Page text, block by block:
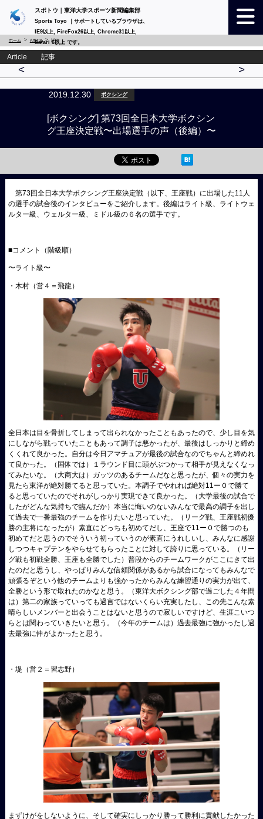
スポトウ｜東洋大学スポーツ新聞編集部
Sports Toyo ｜サポートしているブラウザは、
IE9以上, FireFox26以上, Chrome31以上,
Safari 6以上 です。
ホーム Article 詳細
Article 記事
< >
2019.12.30 ボクシング
[ボクシング] 第73回全日本大学ボクシン
グ王座決定戦〜出場選手の声（後編）〜
第73回全日本大学ボクシング王座決定戦（以下、王座戦）に出場した11人
の選手の試合後のインタビューをご紹介します。後編はライト級、ライトウェ
ルター級、ウェルター級、ミドル級の６名の選手です。
■コメント（階級順）
〜ライト級〜
・木村（営４＝飛龍）
全日本は目を骨折してしまって出られなかったこともあったので、少し目を気
にしながら戦っていたこともあって調子は悪かったが、最後はしっかりと締め
くくれて良かった。自分は今日アマチュアが最後の試合なのでちゃんと締めれ
て良かった。（国体では）１ラウンド目に頭がぶつかって相手が見えなくなっ
てみたいな。（大商大は）ガッツのあるチームだなと思ったが、個々の実力を
見たら東洋が絶対勝てると思っていた。本調子でやれれば絶対11ー０で勝て
ると思っていたのでそれがしっかり実現できて良かった。（大学最後の試合で
したがどんな気持ちで臨んだか）本当に悔いのないみんなで最高の調子を出し
て過去で一番最強のチームを作りたいと思っていた。（リーグ戦、王座戦初優
勝の主将になったが）素直にどっちも初めてだし、王座で11ー０で勝つのも
初めてだと思うのでそういう初っていうのが素直にうれしいし、みんなに感謝
しつつキャプテンをやらせてもらったことに対して誇りに思っている。（リー
グ戦も初戦全勝、王座も全勝でした）普段からのチームワークがここにきて出
たのだと思うし、やっぱりみんな信頼関係があるから試合になってもみんなで
頑張るぞという他のチームよりも強かったからみんな練習通りの実力が出て、
全勝という形で取れたのかなと思う。（東洋大ボクシング部で過ごした４年間
は）第二の家族っていっても過言ではないくらい充実したし、この先こんな素
晴らしいメンバーと出会うことはないと思うので寂しいですけど、生涯こいつ
らとは関わっていきたいと思う。（今年のチームは）過去最強に強かったし過
去最強に仲がよかったと思う。
・堤（営２＝習志野）
まずけがをしないように、そして確実にしっかり勝って勝利に貢献したかった